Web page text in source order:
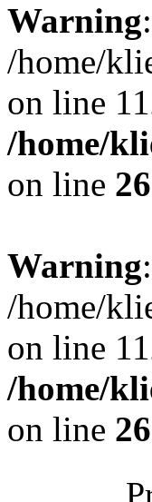
Warning
/home/
on line
/home/
on line
Warning
/home/
on line
/home/
on line